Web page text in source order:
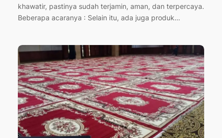
khawatir, pastinya sudah terjamin, aman, dan terpercaya.
Beberapa acaranya : Selain itu, ada juga produk…